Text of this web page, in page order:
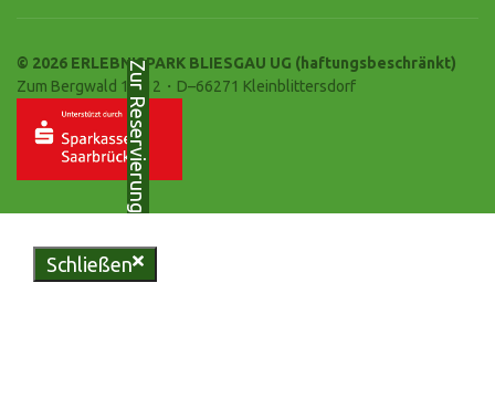
© 2026 ERLEBNISPARK BLIESGAU UG (haftungsbeschränkt)
Zum Bergwald 10-12・D–66271 Kleinblittersdorf
Zur Reservierung
Schließen